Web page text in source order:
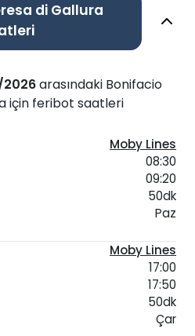
di Gallura
arasındaki Bonifacio
için feribot saatleri
Moby Lines
08:30
09:20
50dk
Paz
Moby Lines
17:00
17:50
50dk
Çar